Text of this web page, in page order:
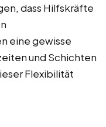
dass Hilfskräfte
eine gewisse
und Schichten
Flexibilität